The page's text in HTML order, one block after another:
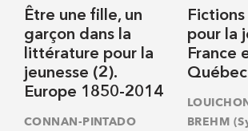
Être une fille, un
garçon dans la
littérature pour la
jeunesse (2).
Europe 1850-2014
CONNAN-PINTADO
pour la
France
Québec
BREHM